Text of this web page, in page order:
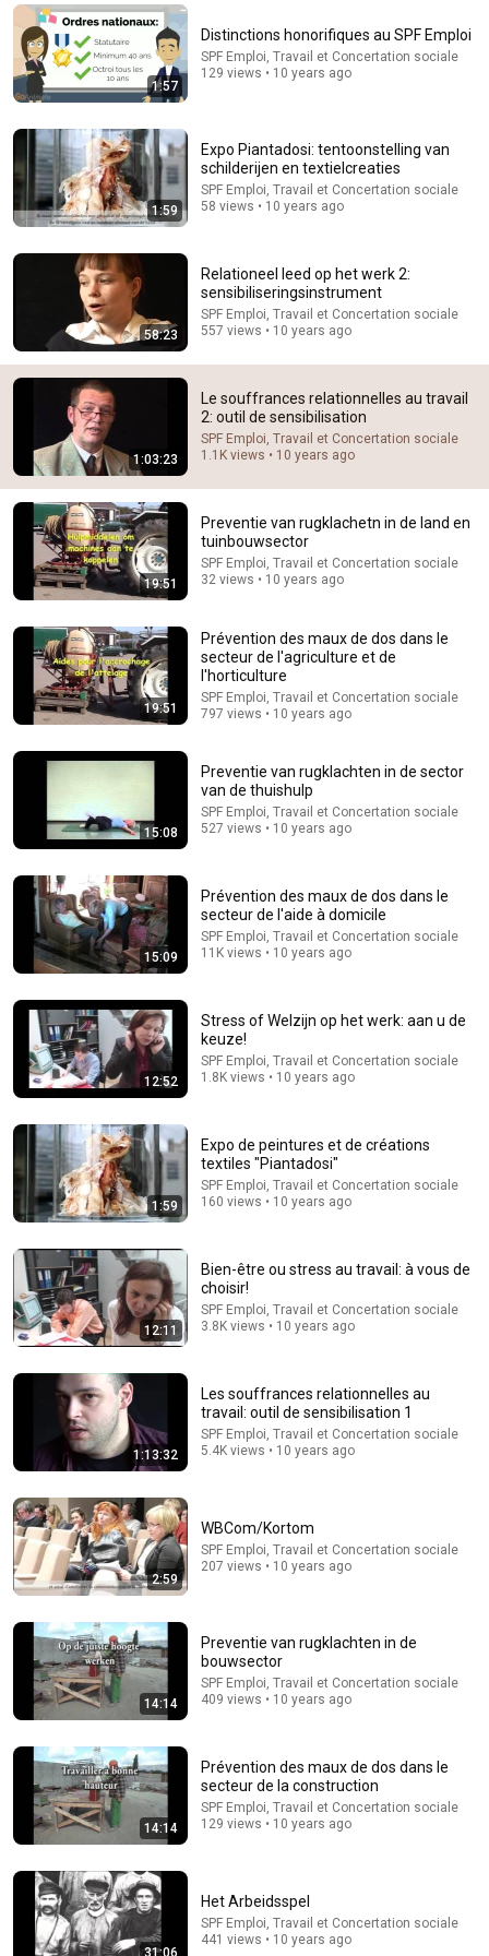
Comment...
Relationeel leed op het werk 2:
sensibiliseringsinstrument
SPF Emploi, Travail et Concertation sociale 557 views
La qualité de l’emploi et du travail en Belgique en
SPF Emploi, Travail et Concertation sociale • 106 views
Portes ouvertes virtuelles - conférences
5 videos
TDAH et TDA (trouble de l'attention)
Les Services Psychologiques Medipsy Psychological Services ·
12 videos
Cardio pour les nuls - Cardio voor dummies
Ligue Cardiologique - Cardiologische Liga · Playlist
1:57
Distinctions honorifiques au SPF Emploi
SPF Emploi, Travail et Concertation sociale
129 views • 10 years ago
1:59
Expo Piantadosi: tentoonstelling van
schilderijen en textielcreaties
SPF Emploi, Travail et Concertation sociale
58 views • 10 years ago
58:23
Relationeel leed op het werk 2:
sensibiliseringsinstrument
SPF Emploi, Travail et Concertation sociale
557 views • 10 years ago
1:03:23
Le souffrances relationnelles au travail
2: outil de sensibilisation
SPF Emploi, Travail et Concertation sociale
1.1K views • 10 years ago
19:51
Preventie van rugklachetn in de land en
tuinbouwsector
SPF Emploi, Travail et Concertation sociale
32 views • 10 years ago
19:51
Prévention des maux de dos dans le
secteur de l'agriculture et de
l'horticulture
SPF Emploi, Travail et Concertation sociale
797 views • 10 years ago
15:08
Preventie van rugklachten in de sector
van de thuishulp
SPF Emploi, Travail et Concertation sociale
527 views • 10 years ago
15:09
Prévention des maux de dos dans le
secteur de l'aide à domicile
SPF Emploi, Travail et Concertation sociale
11K views • 10 years ago
12:52
Stress of Welzijn op het werk: aan u de
keuze!
SPF Emploi, Travail et Concertation sociale
1.8K views • 10 years ago
1:59
Expo de peintures et de créations
textiles "Piantadosi"
SPF Emploi, Travail et Concertation sociale
160 views • 10 years ago
12:11
Bien-être ou stress au travail: à vous de
choisir!
SPF Emploi, Travail et Concertation sociale
3.8K views • 10 years ago
1:13:32
Les souffrances relationnelles au
travail: outil de sensibilisation 1
SPF Emploi, Travail et Concertation sociale
5.4K views • 10 years ago
2:59
WBCom/Kortom
SPF Emploi, Travail et Concertation sociale
207 views • 10 years ago
14:14
Preventie van rugklachten in de
bouwsector
SPF Emploi, Travail et Concertation sociale
409 views • 10 years ago
14:14
Prévention des maux de dos dans le
secteur de la construction
SPF Emploi, Travail et Concertation sociale
129 views • 10 years ago
31:06
Het Arbeidsspel
SPF Emploi, Travail et Concertation sociale
441 views • 10 years ago